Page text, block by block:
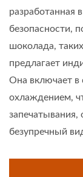
разработанная
безопасности,
шоколада,
предлагает
Она включает в
охлаждением,
запечатывания,
безупречный